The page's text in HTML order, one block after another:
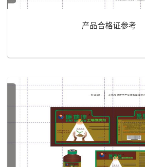
产品合格证参考